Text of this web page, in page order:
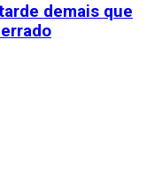
demais que